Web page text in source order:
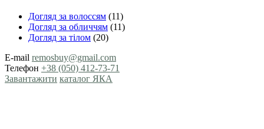
Догляд за волоссям (11)
Догляд за обличчям (11)
Догляд за тілом (20)
E-mail remosbuy@gmail.com
Телефон +38 (050) 412-73-71
Завантажити каталог ЯКА